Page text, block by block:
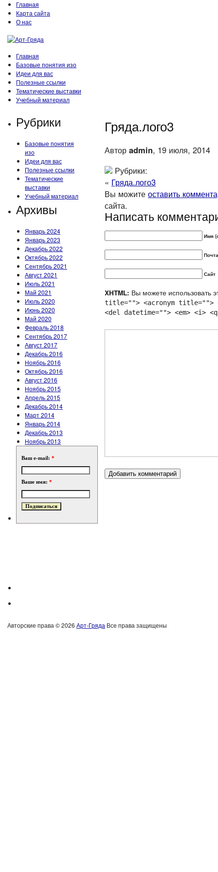
Главная
Карта сайта
О нас
Главная
Базовые понятия изо
Идеи для вас
Полезные ссылки
Тематические выставки
Учебный материал
Рубрики
Базовые понятия
изо
Идеи для вас
Полезные ссылки
Тематические
выставки
Учебный материал
Архивы
Январь 2024
Январь 2023
Декабрь 2022
Октябрь 2022
Сентябрь 2021
Август 2021
Июль 2021
Май 2021
Июль 2020
Июнь 2020
Май 2020
Февраль 2018
Сентябрь 2017
Август 2017
Декабрь 2016
Ноябрь 2016
Октябрь 2016
Август 2016
Ноябрь 2015
Апрель 2015
Декабрь 2014
Март 2014
Январь 2014
Декабрь 2013
Ноябрь 2013
Ваш e-mail: *
Ваше имя: *
Гряда.лого3
Автор admin, 19 июля, 2014
Рубрики:
« Гряда.лого3
Вы можите оставить
сайта.
Написать
Имя
Сайт
XHTML: Вы можете использовать
title=""> <acronym title="">
<del datetime=""> <em> <i>
Авторские права © 2026 Арт-Гряда Все права защищены